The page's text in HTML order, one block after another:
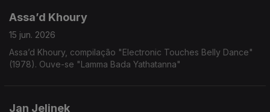
Assa’d Khoury
15 jun. 2026
Assa’d Khoury, compilação "Electronic Touches Belly Dance"
(1978). Ouve-se "Lamma Bada Yathatanna"
Jan Jelinek